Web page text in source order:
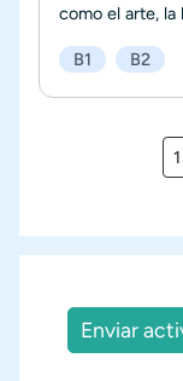
como el arte, la
B1 B2
1
Enviar